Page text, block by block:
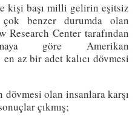
kişi başı milli gelirin eşitsiz
çok benzer durumda olan
Research Center tarafından
göre Amerikan
en az bir adet kalıcı dövmesi
dövmesi olan insanlara karşı
çıkmış;